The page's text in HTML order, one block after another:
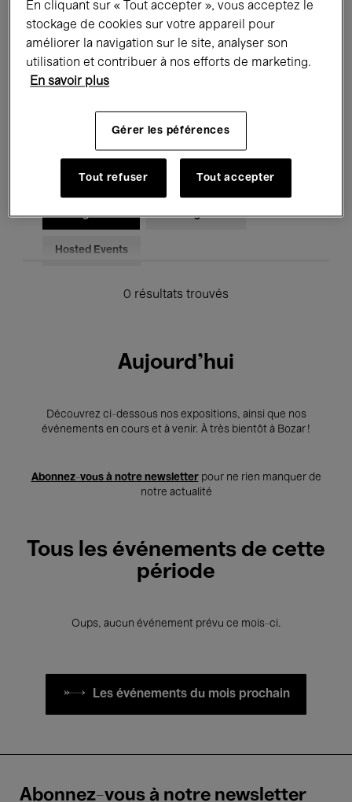
Expositions Films Performances
Rencontres & Débats Jazz
Musique classique
Musique électronique
Pour tous Kids’ Palace
Enseignement Visites guidées
Hosted Events
0 résultats trouvés
Aujourd'hui
Découvrez ci-dessous nos expositions, ainsi que nos
événements en cours et à venir. À très bientôt à Bozar !
Abonnez-vous à notre newsletterpour ne rien manquer de
notre actualité
Tous les événements de cette
période
Oups, aucun événement prévu ce mois-ci.
Les événements du mois prochain
Abonnez-vous à notre newsletter
En cliquant sur « Tout accepter », vous acceptez le
stockage de cookies sur votre appareil pour
améliorer la navigation sur le site, analyser son
utilisation et contribuer à nos efforts de marketing.
En savoir plus
Gérer les péférences
Tout refuser Tout accepter